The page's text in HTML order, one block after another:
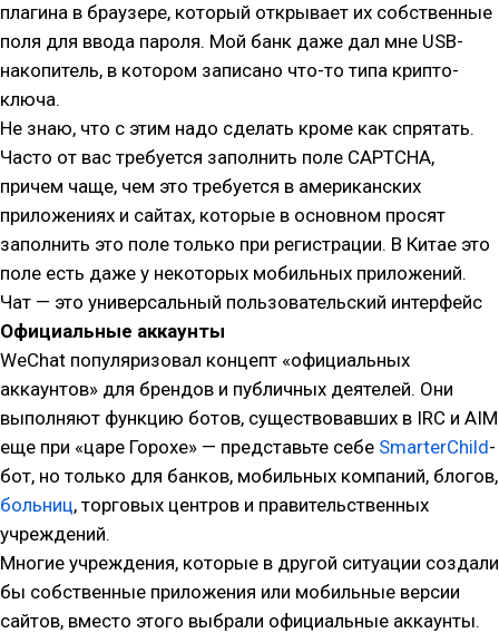
плагина в браузере, который открывает их собственные
поля для ввода пароля. Мой банк даже дал мне USB-
накопитель, в котором записано что-то типа крипто-
ключа.
Не знаю, что с этим надо сделать кроме как спрятать.
Часто от вас требуется заполнить поле CAPTCHA,
причем чаще, чем это требуется в американских
приложениях и сайтах, которые в основном просят
заполнить это поле только при регистрации. В Китае это
поле есть даже у некоторых мобильных приложений.
Чат — это универсальный пользовательский интерфейс
Официальные аккаунты
WeChat популяризовал концепт «официальных
аккаунтов» для брендов и публичных деятелей. Они
выполняют функцию ботов, существовавших в IRC и AIM
еще при «царе Горохе» — представьте себе SmarterChild-
бот, но только для банков, мобильных компаний, блогов,
больниц, торговых центров и правительственных
учреждений.
Многие учреждения, которые в другой ситуации создали
бы собственные приложения или мобильные версии
сайтов, вместо этого выбрали официальные аккаунты.